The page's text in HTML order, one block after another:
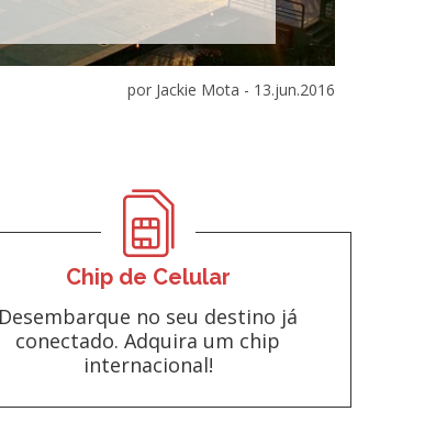
por Jackie Mota - 13.jun.2016
Chip de Celular
Desembarque no seu destino já
conectado. Adquira um chip
internacional!